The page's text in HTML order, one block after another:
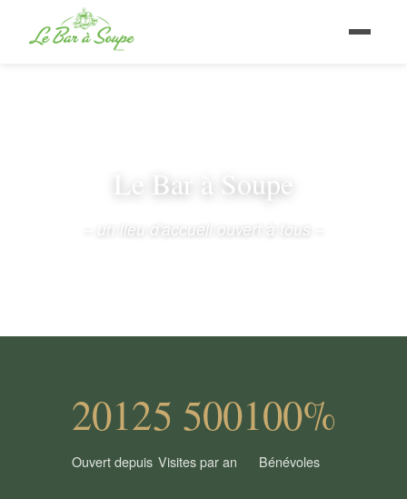
Le Bar à Soupe
– un lieu d'accueil ouvert à tous –
2012
Ouvert depuis
5 500
Visites par an
100%
Bénévoles